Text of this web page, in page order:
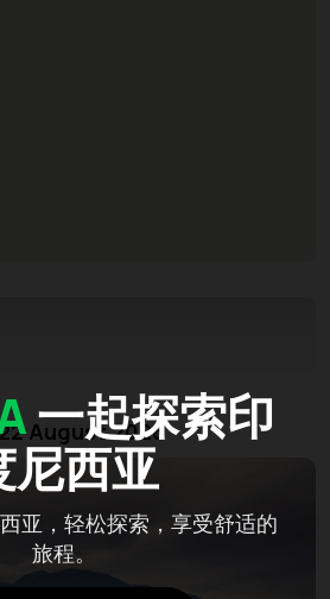
一起探索印
尼西亚
亚，轻松探索，享受舒适的
旅程。
August 2026